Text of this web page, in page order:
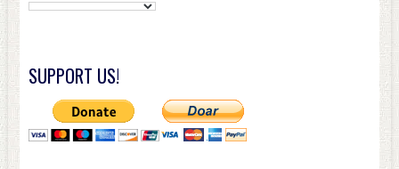
SUPPORT US!